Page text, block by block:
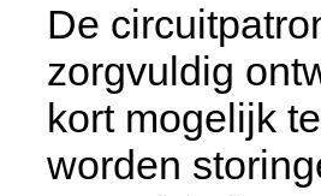
De
zorgvuldig
kort mogelijk
worden